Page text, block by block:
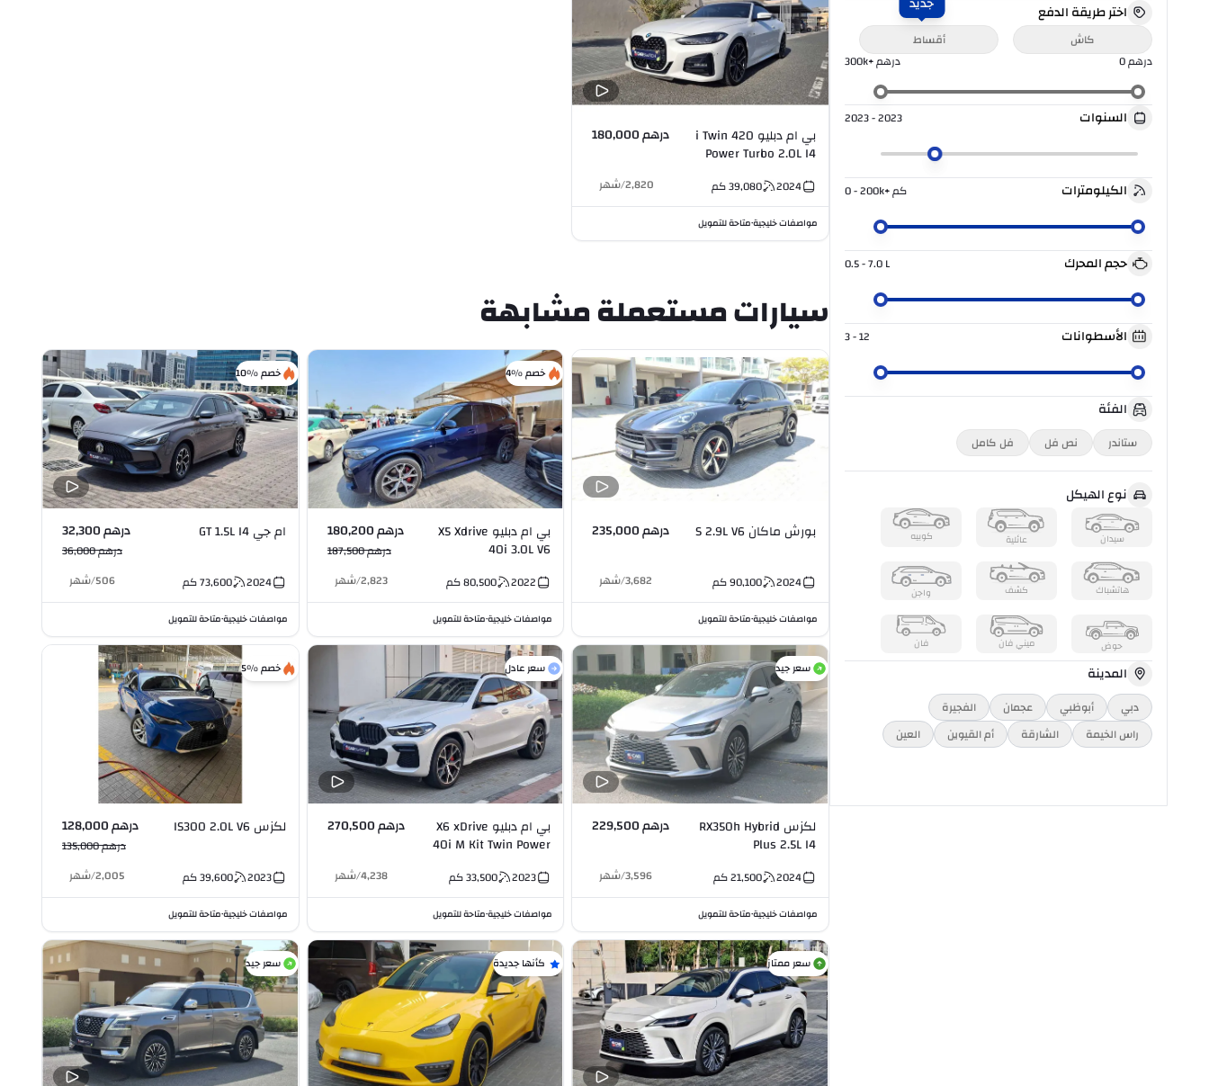
اختر طريقة الدفع
كاش
أقساط
درهم0 درهم300k+
السنوات 2023 - 2023
الكيلومترات 0 - 200k+كم
حجم المحرك 0.5 - 7.0L
الأسطوانات 3 - 12
الفئة
ستاندر نص فل فل كامل
نوع الهيكل
سيدان عائلية كوبيه
هاتشباك كشف واجن
حوض ميني فان فان
المدينة
دبي أبوظبي عجمان
الفجيرة
راس الخیمة
الشارقة أم القيوين العين
بي ام دبليو 420 i Twin
Power Turbo 2.0L I4
درهم 180,000
2024
39,080كم 2,820
/شهر
مواصفات خليجية•متاحة للتمويل
سيارات مستعملة مشابهة
بورش ماكان S 2.9L V6 درهم 235,000
2024
90,100كم 3,682
/شهر
مواصفات خليجية•متاحة للتمويل
خصم %4
بي ام دبليو X5 Xdrive
40i 3.0L V6
درهم 180,200
درهم 187,500
2022
80,500كم 2,823
/شهر
مواصفات خليجية•متاحة للتمويل
خصم %10
ام جي GT 1.5L I4 درهم 32,300
درهم 36,000
2024
73,600كم 506
/شهر
مواصفات خليجية•متاحة للتمويل
سعر جيد
لكزس RX350h Hybrid
Plus 2.5L I4
درهم 229,500
2024
21,500كم 3,596
/شهر
مواصفات خليجية•متاحة للتمويل
سعر عادل
بي ام دبليو X6 xDrive
40i M Kit Twin Power
درهم 270,500
2023
33,500كم 4,238
/شهر
مواصفات خليجية•متاحة للتمويل
خصم %5
لكزس IS300 2.0L V6 درهم 128,000
درهم 135,000
2023
39,600كم 2,005
/شهر
مواصفات خليجية•متاحة للتمويل
سعر ممتاز كأنها جديدة سعر جيد